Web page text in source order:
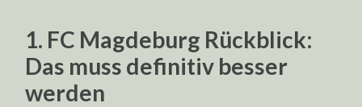
1. FC Magdeburg Rückblick:
Das muss definitiv besser
werden